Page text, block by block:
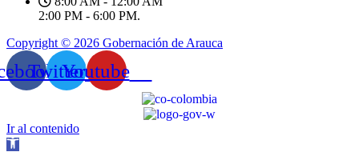
2:00 PM - 6:00 PM.
Copyright © 2026 Gobernación de Arauca
TwitterYoutube
Ir al contenido
Abrir